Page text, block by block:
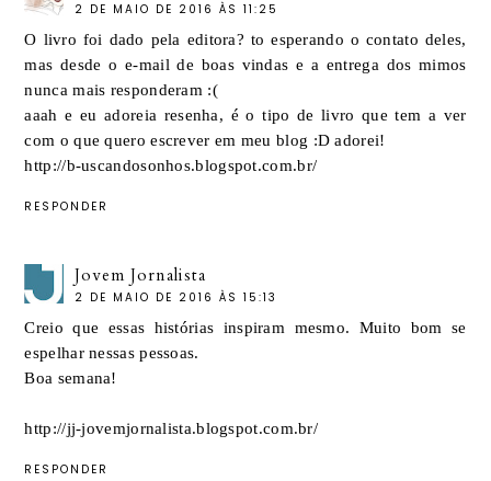
2 DE MAIO DE 2016 ÀS 11:25
O livro foi dado pela editora? to esperando o contato deles,
mas desde o e-mail de boas vindas e a entrega dos mimos
nunca mais responderam :(
aaah e eu adoreia resenha, é o tipo de livro que tem a ver
com o que quero escrever em meu blog :D adorei!
http://b-uscandosonhos.blogspot.com.br/
RESPONDER
Jovem Jornalista
2 DE MAIO DE 2016 ÀS 15:13
Creio que essas histórias inspiram mesmo. Muito bom se
espelhar nessas pessoas.
Boa semana!
http://jj-jovemjornalista.blogspot.com.br/
RESPONDER